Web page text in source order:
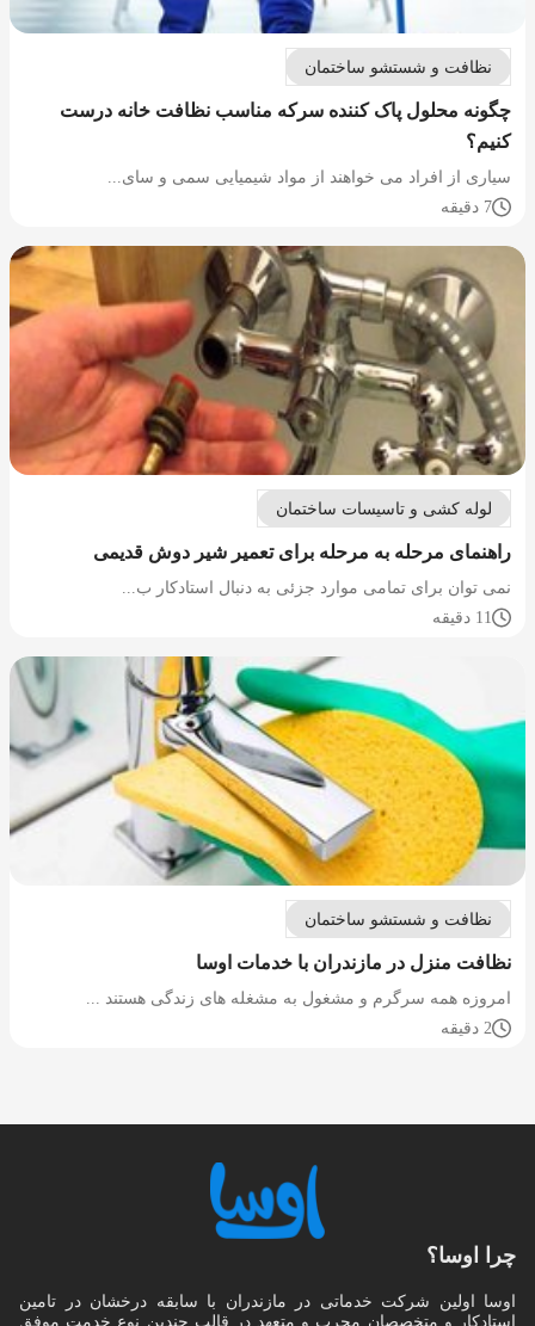
نظافت و شستشو ساختمان
چگونه محلول پاک کننده سرکه مناسب نظافت خانه درست
کنیم؟
سیاری از افراد می خواهند از مواد شیمیایی سمی و سای...
7 دقیقه
لوله کشی و تاسیسات ساختمان
راهنمای مرحله به مرحله برای تعمیر شیر دوش قدیمی
نمی توان برای تمامی موارد جزئی به دنبال استادکار ب...
11 دقیقه
نظافت و شستشو ساختمان
نظافت منزل در مازندران با خدمات اوسا
امروزه همه سرگرم و مشغول به مشغله های زندگی هستند ...
2 دقیقه
چرا اوسا؟
اوسا اولین شرکت خدماتی در مازندران با سابقه درخشان در تامین
استادکار و متخصصان مجرب و متعهد در قالب چندین نوع خدمت موفق